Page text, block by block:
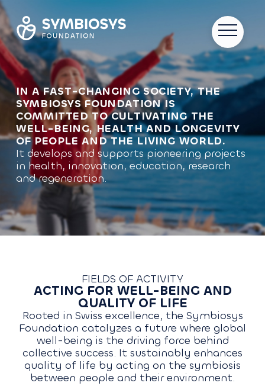
IN A FAST-CHANGING SOCIETY, THE
SYMBIOSYS FOUNDATION IS
COMMITTED TO CULTIVATING THE
WELL-BEING, HEALTH AND LONGEVITY
OF PEOPLE AND THE LIVING WORLD.
It develops and supports pioneering projects
in health, innovation, education, research
and regeneration.
FIELDS OF ACTIVITY
ACTING FOR WELL-BEING AND
QUALITY OF LIFE
Rooted in Swiss excellence, the Symbiosys
Foundation catalyzes a future where global
well-being is the driving force behind
collective success. It sustainably enhances
quality of life by acting on the symbiosis
between people and their environment.